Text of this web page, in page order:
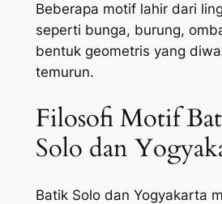
Beberapa motif lahir dari
seperti bunga, burung,
bentuk geometris yang
temurun.
Filosofi Motif
Solo dan
Batik Solo dan Yogyakarta